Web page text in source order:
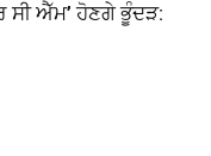
ਸੀ ਐੱਮ’ ਹੋਣਗੇ ਭੂੰਦੜ: